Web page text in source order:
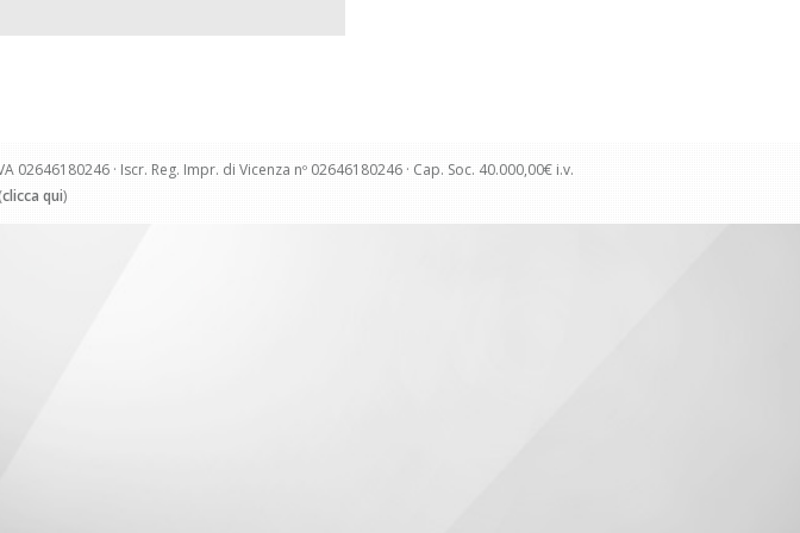
02646180246 · Iscr. Reg. Impr. di Vicenza nº 02646180246 · Cap. Soc. 40.000,00€ i.v.
clicca qui)